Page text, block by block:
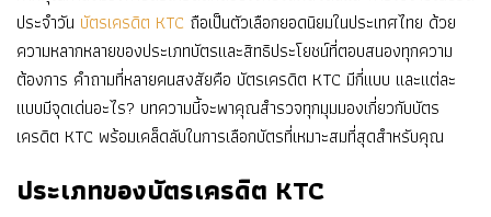
ประจำวัน บัตรเครดิต KTC ถือเป็นตัวเลือกยอดนิยมในประเทศไทย ด้วย
ความหลากหลายของประเภทบัตรและสิทธิประโยชน์ที่ตอบสนองทุกความ
ต้องการ คำถามที่หลายคนสงสัยคือ บัตรเครดิต KTC มีกี่แบบ และแต่ละ
แบบมีจุดเด่นอะไร? บทความนี้จะพาคุณสำรวจทุกมุมมองเกี่ยวกับบัตร
เครดิต KTC พร้อมเคล็ดลับในการเลือกบัตรที่เหมาะสมที่สุดสำหรับคุณ
ประเภทของบัตรเครดิต KTC